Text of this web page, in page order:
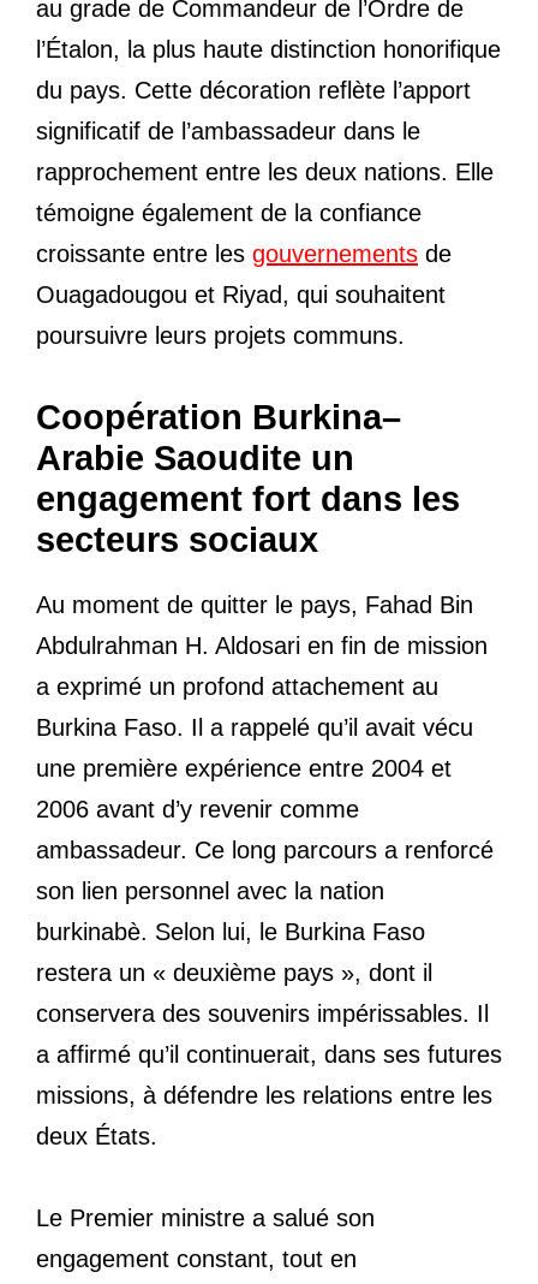
au grade de Commandeur de l’Ordre de
l’Étalon, la plus haute distinction honorifique
du pays. Cette décoration reflète l’apport
significatif de l’ambassadeur dans le
rapprochement entre les deux nations. Elle
témoigne également de la confiance
croissante entre les gouvernements de
Ouagadougou et Riyad, qui souhaitent
poursuivre leurs projets communs.
Coopération Burkina–
Arabie Saoudite un
engagement fort dans les
secteurs sociaux
Au moment de quitter le pays, Fahad Bin
Abdulrahman H. Aldosari en fin de mission
a exprimé un profond attachement au
Burkina Faso. Il a rappelé qu’il avait vécu
une première expérience entre 2004 et
2006 avant d’y revenir comme
ambassadeur. Ce long parcours a renforcé
son lien personnel avec la nation
burkinabè. Selon lui, le Burkina Faso
restera un « deuxième pays », dont il
conservera des souvenirs impérissables. Il
a affirmé qu’il continuerait, dans ses futures
missions, à défendre les relations entre les
deux États.
Le Premier ministre a salué son
engagement constant, tout en